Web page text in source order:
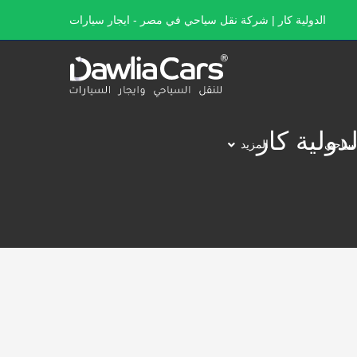
الدولية كار | شركة نقل سياحي في مصر - ايجار سيارات
المزيد